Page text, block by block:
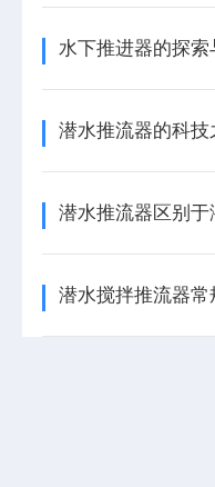
水下推进器的探索
潜水推流器的科技
潜水搅拌推流器